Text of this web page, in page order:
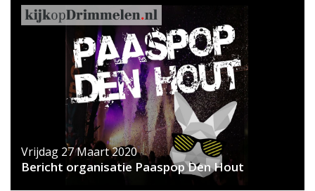
Vrijdag 27 Maart 2020
Bericht organisatie Paaspop Den Hout